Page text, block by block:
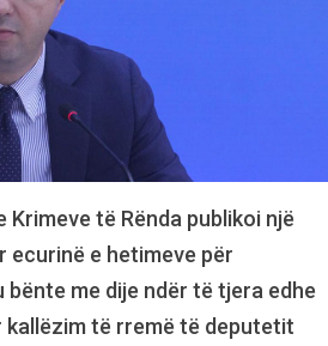
Krimeve të Rënda publikoi një
ecurinë e hetimeve për
bënte me dije ndër të tjera edhe
kallëzim të rremë të deputetit